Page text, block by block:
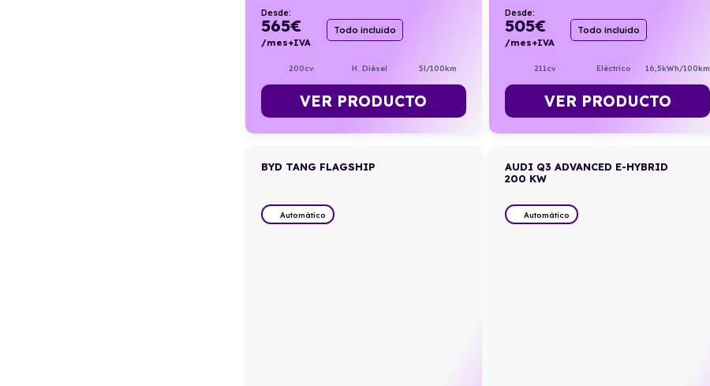
Desde:
565€
/mes+IVA
Todo incluido
200cv H. Diésel 5l/100km
VER PRODUCTO
Desde:
505€
/mes+IVA
Todo incluido
211cv Eléctrico 16,5kWh/100km
VER PRODUCTO
BYD TANG FLAGSHIP
Automático
AUDI Q3 ADVANCED E-HYBRID
200 KW
Automático